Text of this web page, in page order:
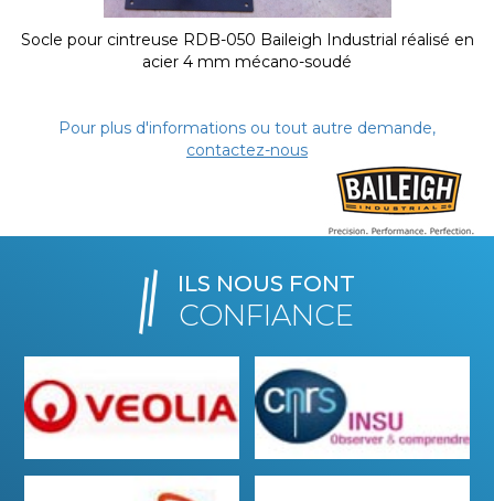
Socle pour cintreuse RDB-050 Baileigh Industrial réalisé en
acier 4 mm mécano-soudé
Pour plus d'informations ou tout autre demande,
contactez-nous
ILS NOUS FONT
CONFIANCE